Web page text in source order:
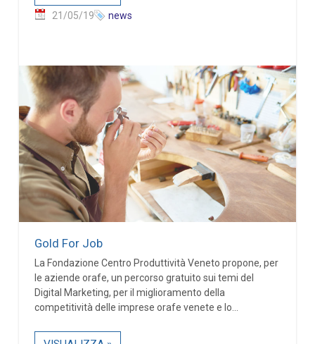
21/05/19 news
Gold For Job
La Fondazione Centro Produttività Veneto propone, per
le aziende orafe, un percorso gratuito sui temi del
Digital Marketing, per il miglioramento della
competitività delle imprese orafe venete e lo...